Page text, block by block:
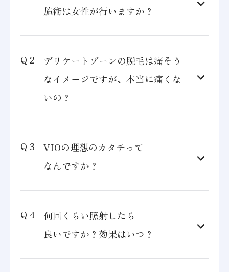
施術は女性が行いますか？
デリケートゾーンの脱毛は痛そう
なイメージですが、本当に痛くな
いの？
VIOの理想のカタチって
なんですか？
何回くらい照射したら
良いですか？効果はいつ？